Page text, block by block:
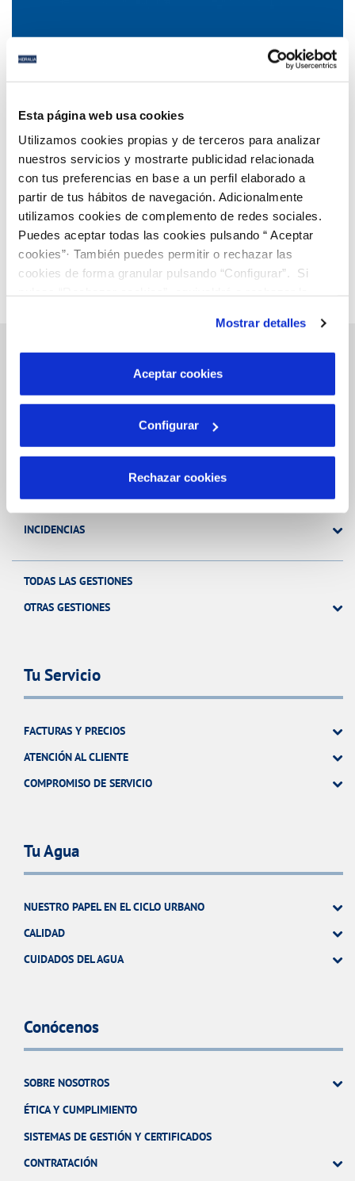
Esta página web usa cookies
Utilizamos cookies propias y de terceros para analizar
nuestros servicios y mostrarte publicidad relacionada
con tus preferencias en base a un perfil elaborado a
partir de tus hábitos de navegación. Adicionalmente
utilizamos cookies de complemento de redes sociales.
Puedes aceptar todas las cookies pulsando “ Aceptar
cookies”· También puedes permitir o rechazar las
cookies de forma granular pulsando “Configurar”. Si
son indispensables para que el sitio web funcione y que
por tanto no se pueden desactivar. Puedes consultar
más información en nuestraPolítica de Cookies
Mostrar detalles
Aceptar cookies
Configurar
Rechazar cookies
Sanidad declara el agua no apta para el consumo
servicio de aguas de la localidad le ha notificado
valores de un plaguicida por encima del nivel
normativo
Página 68 de 112
Anterior Siguiente
Gestiones Online
FACTURAS, PAGOS Y CONSUMOS
MODIFICACIÓN DE DATOS
INCIDENCIAS
TODAS LAS GESTIONES
OTRAS GESTIONES
Tu Servicio
FACTURAS Y PRECIOS
ATENCIÓN AL CLIENTE
COMPROMISO DE SERVICIO
Tu Agua
NUESTRO PAPEL EN EL CICLO URBANO
CALIDAD
CUIDADOS DEL AGUA
Conócenos
SOBRE NOSOTROS
ÉTICA Y CUMPLIMIENTO
SISTEMAS DE GESTIÓN Y CERTIFICADOS
CONTRATACIÓN